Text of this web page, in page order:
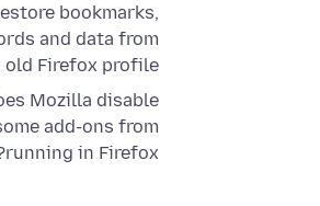
bookmarks,
and data from
old Firefox profile
Mozilla disable
add-ons from
running in Firefox?